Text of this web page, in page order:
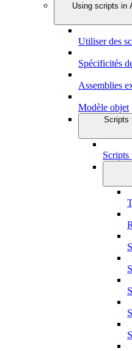
Using scripts in
Utiliser des
Spécificités
Assemblies
Modèle objet
Scripts
Scripts